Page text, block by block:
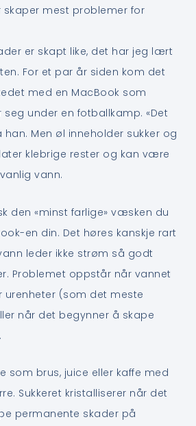
skaper mest problemer for
er skapt like, det har jeg lært
For et par år siden kom det
med en MacBook som
under en fotballkamp. «Det
han. Men øl inneholder sukker og
klebrige rester og kan være
vann.
den «minst farlige» væsken du
en din. Det høres kanskje rart
leder ikke strøm så godt
Problemet oppstår når vannet
urenheter (som det meste
når det begynner å skape
som brus, juice eller kaffe med
Sukkeret kristalliserer når det
permanente skader på